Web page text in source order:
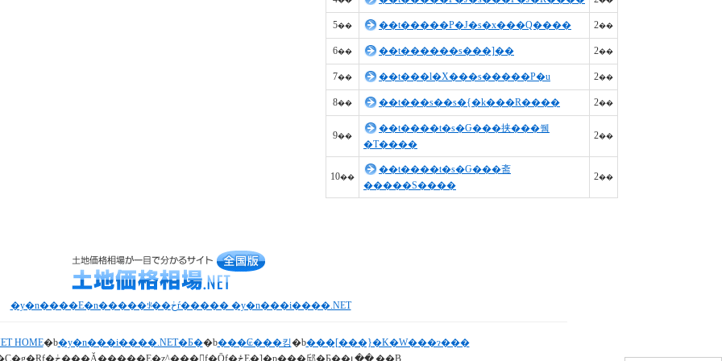
�x�]�Q����
�x�]�R����
�x�]�S����
�x�]�T����
�x�]�U����
5�� ��t�����P�J�s�x���Q���� 2��
6�� ��t������s���]�� 2��
7�� ��t���l�X���s�����P�u 2��
8�� ��t���s��s�{�k���R���� 2��
9��
��t����t�s�Ԍ���挟���쒬
�T����
2��
10��
��t����t�s�Ԍ���斋
�����S����
2��
�y�n����E�n�����ꂪ��ڂŕ����� �y�n���i����.NET
HOME�b�y�n���i����.NET�Ƃ��b���₢���킹�b���[���}�K�W���ɂ���
���T�C�g�Ɍf�ڂ���Ă�����E�ʐ^���𖳒f�Ōf�ځE�]�p���邱�Ƃ��ւ��܂��B